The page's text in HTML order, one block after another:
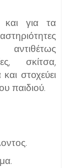
και για τα
σκίτσα,
στοχεύει
παιδιού.